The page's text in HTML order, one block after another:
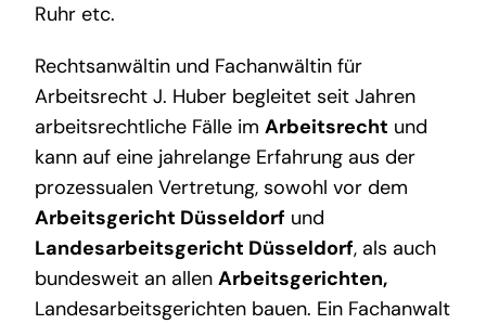
Ruhr etc.
Rechtsanwältin und Fachanwältin für
Arbeitsrecht J. Huber begleitet seit Jahren
arbeitsrechtliche Fälle im Arbeitsrecht und
kann auf eine jahrelange Erfahrung aus der
prozessualen Vertretung, sowohl vor dem
Arbeitsgericht Düsseldorf und
Landesarbeitsgericht Düsseldorf, als auch
bundesweit an allen Arbeitsgerichten,
Landesarbeitsgerichten bauen. Ein Fachanwalt